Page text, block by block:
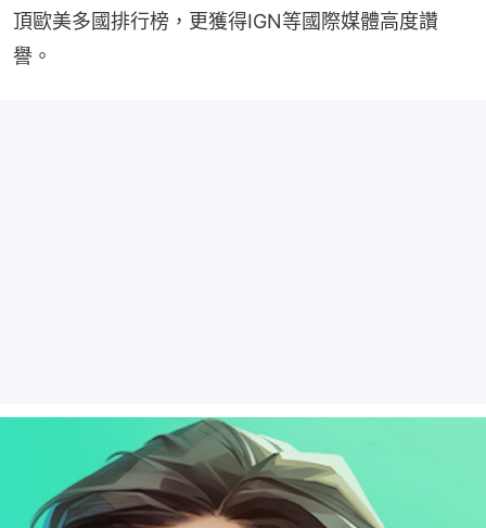
頂歐美多國排行榜，更獲得IGN等國際媒體高度讚
譽。